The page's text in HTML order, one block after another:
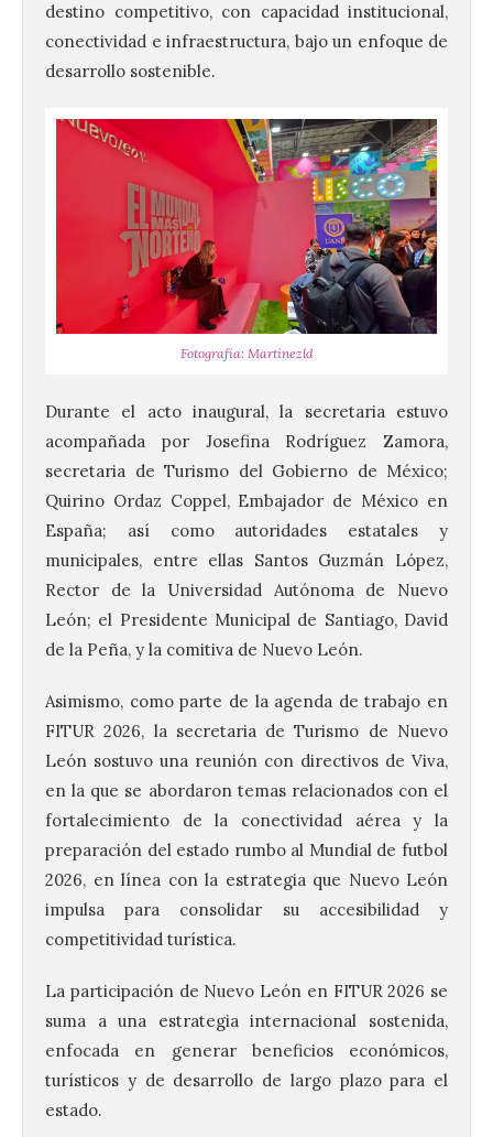
destino competitivo, con capacidad institucional,
conectividad e infraestructura, bajo un enfoque de
desarrollo sostenible.
Fotografía: Martínezld
Durante el acto inaugural, la secretaria estuvo
acompañada por Josefina Rodríguez Zamora,
secretaria de Turismo del Gobierno de México;
Quirino Ordaz Coppel, Embajador de México en
España; así como autoridades estatales y
municipales, entre ellas Santos Guzmán López,
Rector de la Universidad Autónoma de Nuevo
León; el Presidente Municipal de Santiago, David
de la Peña, y la comitiva de Nuevo León.
Asimismo, como parte de la agenda de trabajo en
FITUR 2026, la secretaria de Turismo de Nuevo
León sostuvo una reunión con directivos de Viva,
en la que se abordaron temas relacionados con el
fortalecimiento de la conectividad aérea y la
preparación del estado rumbo al Mundial de futbol
2026, en línea con la estrategia que Nuevo León
impulsa para consolidar su accesibilidad y
competitividad turística.
La participación de Nuevo León en FITUR 2026 se
suma a una estrategia internacional sostenida,
enfocada en generar beneficios económicos,
turísticos y de desarrollo de largo plazo para el
estado.
La decimoctava fotografía
de León de…viaje nos llega
desde la sede del
Parlamento Europeo en
Estrasburgo.
7 Ago 2026
de…viaje. Una iniciativa
organizado por la sección
juvenil de la Asociación
Enróllate, la Asociación
Conceyu País Llionés y el Diario de
Turismo, Ocio e Información para